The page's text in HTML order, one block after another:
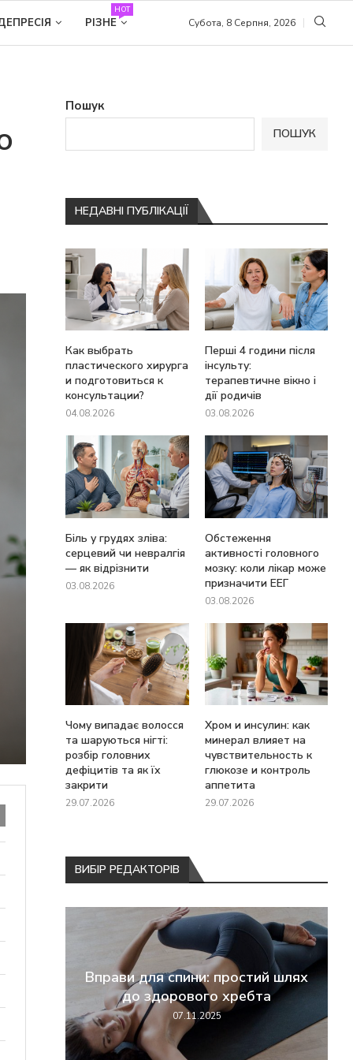
РІЗНЕ
HOT
Субота, 8 Серпня, 2026
Пошук
ПОШУК
НЕДАВНІ ПУБЛІКАЦІЇ
Как выбрать
пластического хирурга
и подготовиться к
консультации?
04.08.2026
Перші 4 години після
інсульту:
терапевтичне вікно і
дії родичів
03.08.2026
Біль у грудях зліва:
серцевий чи невралгія
— як відрізнити
03.08.2026
Обстеження
активності головного
мозку: коли лікар може
призначити ЕЕГ
03.08.2026
Чому випадає волосся
та шаруються нігті:
розбір головних
дефіцитів та як їх
закрити
29.07.2026
Хром и инсулин: как
минерал влияет на
чувствительность к
глюкозе и контроль
аппетита
29.07.2026
ВИБІР РЕДАКТОРІВ
Вправи для спини: простий шлях
до здорового хребта
07.11.2025